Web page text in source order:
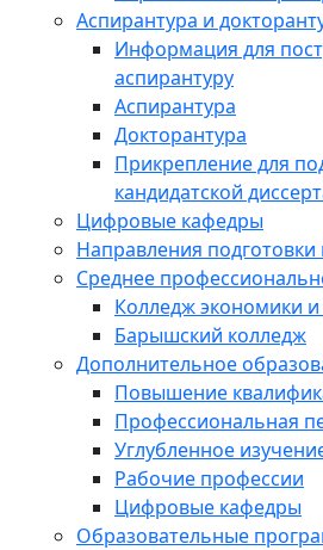
Аспирантура и
Информация для
аспирантуру
Аспирантура
Докторантура
Прикрепление для
кандидатской
Цифровые кафедры
Направления подготовки
Среднее
Колледж экономики
Барышский колледж
Дополнительное
Повышение
Профессиональная
Углубленное
Рабочие профессии
Цифровые кафедры
Образовательные